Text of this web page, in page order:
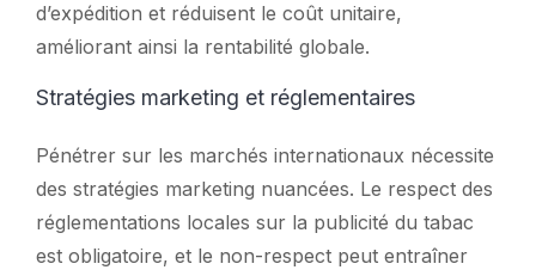
d’expédition et réduisent le coût unitaire,
améliorant ainsi la rentabilité globale.
Stratégies marketing et réglementaires
Pénétrer sur les marchés internationaux nécessite
des stratégies marketing nuancées. Le respect des
réglementations locales sur la publicité du tabac
est obligatoire, et le non-respect peut entraîner